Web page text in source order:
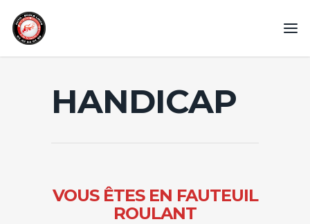
HANDICAP
VOUS ÊTES EN FAUTEUIL
ROULANT